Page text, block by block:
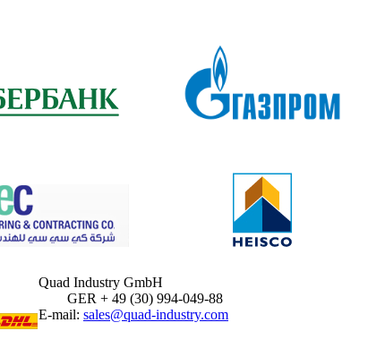
Quad Industry GmbH
GER + 49 (30) 994-049-88
E-mail: sales@quad-industry.com